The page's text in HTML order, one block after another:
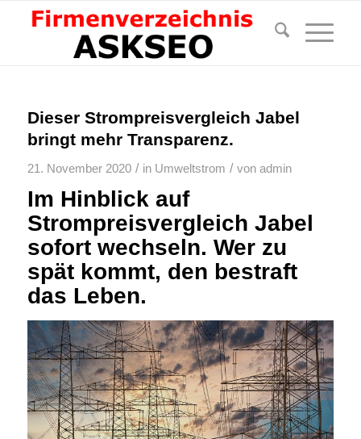
Dieser Strompreisvergleich Jabel
bringt mehr Transparenz.
21. November 2020 / in Umweltstrom / von admin
Im Hinblick auf
Strompreisvergleich Jabel
sofort wechseln. Wer zu
spät kommt, den bestraft
das Leben.